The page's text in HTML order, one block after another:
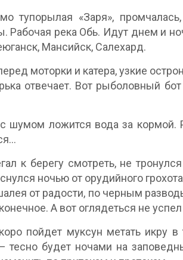
тупорылая «Заря»,
Рабочая река Обь. Идут днем и
Мансийск, Салехард.
моторки и катера, узкие
отвечает. Вот рыболовный
шумом ложится вода за кормой.
к берегу смотреть, не
ночью от орудийного
от радости, по черным
А вот оглядеться не
пойдет муксун метать икру
тесно будет ночами на